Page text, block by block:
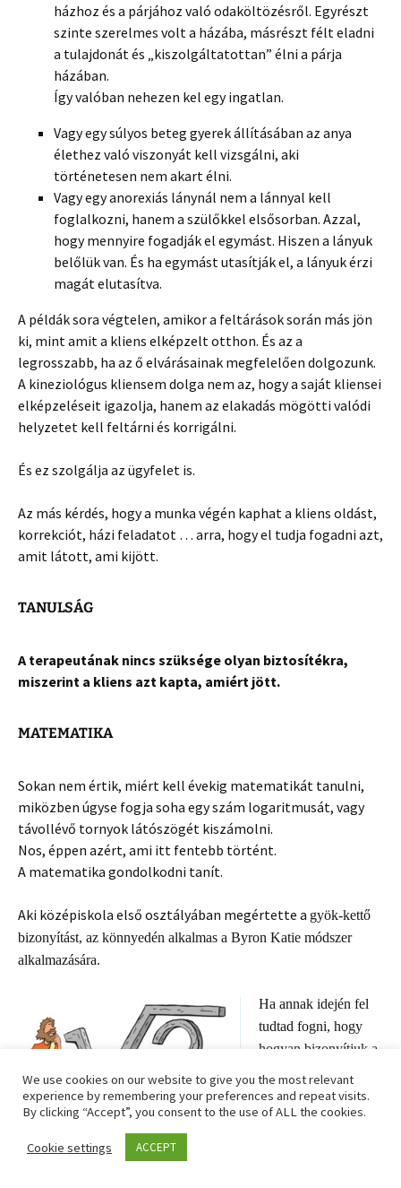
házhoz és a párjához való odaköltözésről. Egyrészt
szinte szerelmes volt a házába, másrészt félt eladni
a tulajdonát és „kiszolgáltatottan” élni a párja
házában.
Így valóban nehezen kel egy ingatlan.
Vagy egy súlyos beteg gyerek állításában az anya
élethez való viszonyát kell vizsgálni, aki
történetesen nem akart élni.
Vagy egy anorexiás lánynál nem a lánnyal kell
foglalkozni, hanem a szülőkkel elsősorban. Azzal,
hogy mennyire fogadják el egymást. Hiszen a lányuk
belőlük van. És ha egymást utasítják el, a lányuk érzi
magát elutasítva.
A példák sora végtelen, amikor a feltárások során más jön
ki, mint amit a kliens elképzelt otthon. És az a
legrosszabb, ha az ő elvárásainak megfelelően dolgozunk.
A kineziológus kliensem dolga nem az, hogy a saját kliensei
elképzeléseit igazolja, hanem az elakadás mögötti valódi
helyzetet kell feltárni és korrigálni.
És ez szolgálja az ügyfelet is.
Az más kérdés, hogy a munka végén kaphat a kliens oldást,
korrekciót, házi feladatot … arra, hogy el tudja fogadni azt,
amit látott, ami kijött.
TANULSÁG
A terapeutának nincs szüksége olyan biztosítékra,
miszerint a kliens azt kapta, amiért jött.
MATEMATIKA
Sokan nem értik, miért kell évekig matematikát tanulni,
miközben úgyse fogja soha egy szám logaritmusát, vagy
távollévő tornyok látószögét kiszámolni.
Nos, éppen azért, ami itt fentebb történt.
A matematika gondolkodni tanít.
Aki középiskola első osztályában megértette a gyök-kettő
bizonyítást, az könnyedén alkalmas a Byron Katie módszer
alkalmazására.
Mi vaaan?
Ha annak idején fel
tudtad fogni, hogy
hogyan bizonyítjuk a
akkor könnyen be
tudod látni életed
We use cookies on our website to give you the most relevant
experience by remembering your preferences and repeat visits.
By clicking “Accept”, you consent to the use of ALL the cookies.
Cookie settings ACCEPT